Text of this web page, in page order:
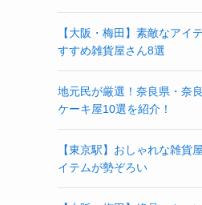
【大阪・梅田】素敵なアイ
すすめ雑貨屋さん8選
地元民が厳選！奈良県・奈
ケーキ屋10選を紹介！
【東京駅】おしゃれな雑貨
イテムが勢ぞろい